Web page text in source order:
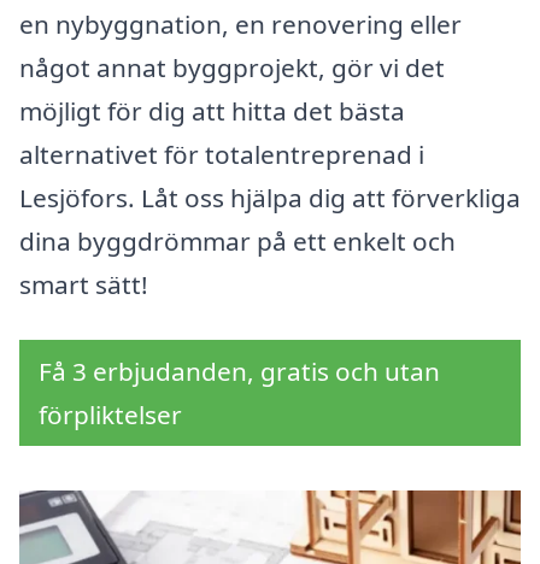
en nybyggnation, en renovering eller
något annat byggprojekt, gör vi det
möjligt för dig att hitta det bästa
alternativet för totalentreprenad i
Lesjöfors. Låt oss hjälpa dig att förverkliga
dina byggdrömmar på ett enkelt och
smart sätt!
Få 3 erbjudanden, gratis och utan
förpliktelser